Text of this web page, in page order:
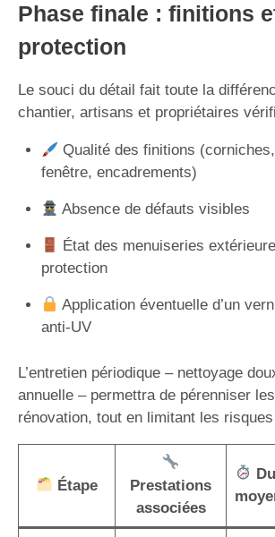
Phase finale : finitions
protection
Le souci du détail fait toute la
chantier, artisans et propriétaires
Qualité des finitions
fenêtre, encadrements)
Absence de défauts visibles
État des menuiseries
protection
Application éventuelle d’un
anti-UV
L’entretien périodique – nettoyage
annuelle – permettra de pérenniser
rénovation, tout en limitant les
Étape
Prestations
associées